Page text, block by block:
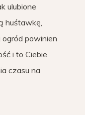
ulubione
huśtawkę,
powinien
i to Ciebie
czasu na